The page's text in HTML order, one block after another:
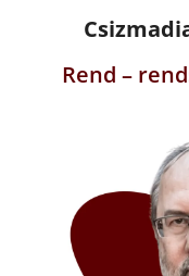
Rend –